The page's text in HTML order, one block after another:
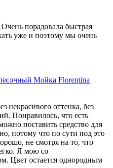
порадовала быстрая
уже и поэтому мы очень
Мойка Florentina
некрасивого оттенка, без
Понравилось, что есть
поставить средство для
потому что по сути под это
не смотря на то, что
Я мою со
Цвет остается однородным